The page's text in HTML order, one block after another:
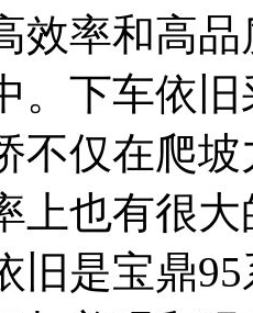
效率和高
。下车依
不仅在爬
上也有很
旧是宝鼎